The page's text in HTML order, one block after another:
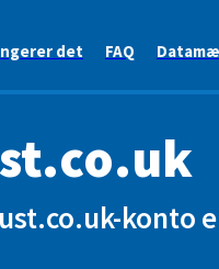
det FAQ
konto